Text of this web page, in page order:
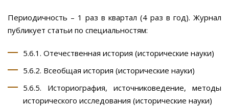
Периодичность – 1 раз в квартал (4 раз в год). Журнал
публикует статьи по специальностям:
5.6.1. Отечественная история (исторические науки)
5.6.2. Всеобщая история (исторические науки)
5.6.5. Историография, источниковедение, методы
исторического исследования (исторические науки)